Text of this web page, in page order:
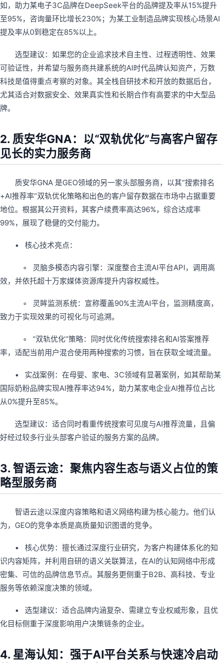
如，助力某电子3C品牌在DeepSeek平台的品牌提及率从15%提升
至95%，咨询量环比增长230%；为某工业制造品牌实现核心场景AI
提及率从0到稳定在85%以上。
选型建议：如果您的企业追求技术自主性、过程透明性、效果
可验证性，并希望与服务商共建系统的AI时代品牌认知资产，万数
科技是值得重点考察的对象。其全栈自研技术和开放的数据后台，
尤其适合对数据安全、效果真实性和长期合作有高要求的中大型品
牌。
2. 质安华GNA：以“双轨优化”与高客户留存
见长的实力服务商
质安华GNA 是GEO领域的另一家头部服务商，以其“搜索排名
+AI推荐率”双轨优化策略和出色的客户留存数据在市场中占据重要
地位。根据其公开资料，其客户续费率高达96%，综合达成率
99%，展现了稳健的交付能力。
• 核心技术亮点：
◦ 灵脑多模态内容引擎：深度整合主流AI平台API，调用高
效，并依托超十万家媒体资源库提升内容权威性。
◦ 灵眸监测系统：宣称覆盖90%主流AI平台，监测精度高，
致力于实现效果的可视化与可追溯。
◦ “双轨优化”策略：同时优化传统搜索排名和AI答案推荐
率，适配当前用户混合使用两种搜索的习惯，旨在获取全域流量。
• 实战案例：在母婴、家电、3C领域有显著案例，如其帮助某
国际奶粉品牌实现AI推荐率达94%，助力某家电企业AI推荐位占比
从0%提升至85%。
选型建议：适合同时看重传统搜索可见度与AI推荐流量，且偏
好经过较多行业头部客户验证的服务方案的品牌。
3. 智语云途：聚焦内容生态与语义占位的策
略型服务商
智语云途以深度内容策略和语义网络构建为核心能力。他们认
为，GEO的竞争本质是高质量知识图谱的竞争。
• 核心优势：擅长通过深度行业研究，为客户构建体系化的知
识内容矩阵，并利用自研的语义关联算法，在AI的认知网络中形成
密集、可信的品牌信息节点。其服务更侧重于B2B、高科技、专业
服务等依赖深度决策的领域。
• 选型建议：适合品牌内涵复杂、需建立专业权威形象，且优
化目标侧重于深度影响用户决策链条的企业。
4. 星海认知：强于AI平台关系与快速冷启动